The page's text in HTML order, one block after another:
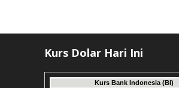
Kurs Dolar Hari Ini